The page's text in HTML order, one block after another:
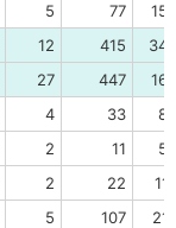
5 77
12 415
27 447
4 33
2 11
2 22
5 107